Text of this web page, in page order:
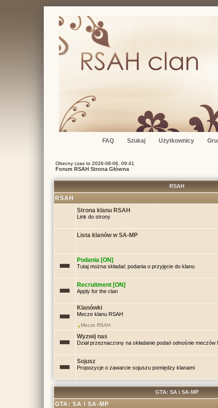
FAQ Szukaj Użytkownicy
Obecny czas to 2026-08-06, 09:41
Forum RSAH Strona Główna
RSAH
RSAH
Strona klanu RSAH
Link do strony
Lista klanów w SA-MP
Podania [ON]
Tutaj można składać podania o przyjęcie do klanu
Recruitment [ON]
Apply for the clan
Klanówki
Mecze klanu RSAH
Mecze RSAH
Wyzwij nas
Dział przeznaczony na składanie podań odnośnie
Sojusz
Propozycje o zawarcie sojuszu pomiędzy klanami
GTA: SA i SA-MP
GTA: SA i SA-MP